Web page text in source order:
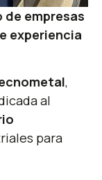
de empresas
experiencia
,
al
para